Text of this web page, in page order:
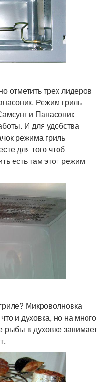
отметить трех лидеров
Режим гриль
и Панасоник
И для удобства
режима гриль
для того чтоб
есть там этот режим
Микроволновка
и духовка, но на много
рыбы в духовке занимает